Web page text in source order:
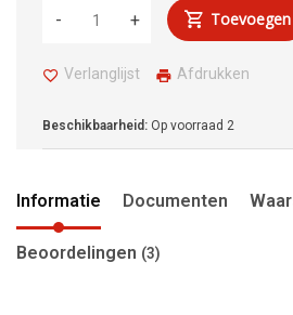
+
- Toevoegen
Verlanglijst Afdrukken
Beschikbaarheid: Op voorraad 2
Informatie Documenten
Beoordelingen (3)